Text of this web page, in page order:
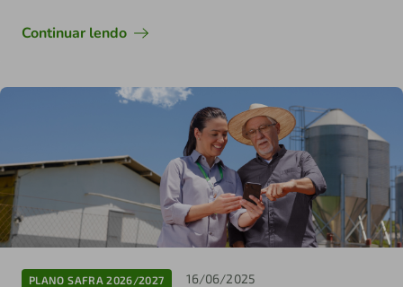
Continuar lendo
PLANO SAFRA 2026/2027 16/06/2025